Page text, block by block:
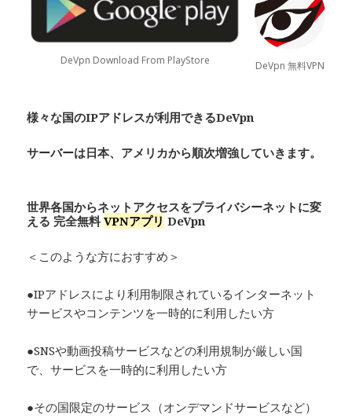
DeVpn 無料VPN
DeVpn Download From PlayStore
様々な国のIPアドレスが利用できるDeVpn
サーバーは日本、アメリカから順次増強していきます。
世界各国からネットアクセスをプライバシーネットに変
える 完全無料VPNアプリ DeVpn
＜このような方におすすめ＞
●IPアドレスにより利用制限されているインターネット
サービスやコンテンツを一時的に利用したい方
●SNSや動画投稿サービスなどの利用規制が厳しい国
で、サービスを一時的に利用したい方
●その国限定のサービス（オンデマンドサービスなど）